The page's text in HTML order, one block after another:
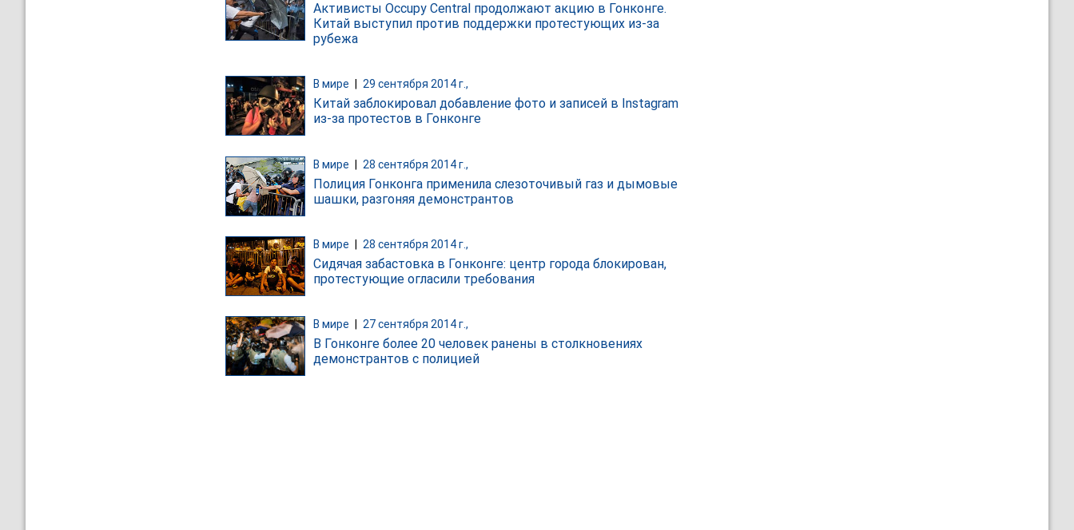
Активисты Occupy Central продолжают акцию в Гонконге.
Китай выступил против поддержки протестующих из-за
рубежа
В мире 29 сентября 2014 г.,
Китай заблокировал добавление фото и записей в Instagram
из-за протестов в Гонконге
В мире | 28 сентября 2014 г.,
Полиция Гонконга применила слезоточивый газ и дымовые
шашки, разгоняя демонстрантов
В мире 28 сентября 2014 г.,
Сидячая забастовка в Гонконге: центр города блокирован,
протестующие огласили требования
В мире 27 сентября 2014 г.,
В Гонконге более 20 человек ранены в столкновениях
демонстрантов с полицией